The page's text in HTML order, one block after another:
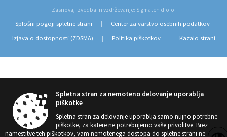
Zasnova, izvedba in vzdrževanje: Sigmateh d.o.o.
Splošni pogoji spletne strani | Center za varstvo osebnih podatkov |
Izjava o dostopnosti (ZDSMA) | Politika piškotkov | Kazalo strani
Spletna stran za nemoteno delovanje uporablja
piškotke
Spletna stran za delovanje uporablja samo nujno potrebne
piškotke, za katere ne potrebujemo vaše privolitve. Brez
namestitve teh piškotkov, vam nemotenega dostopa do spletne strani ne